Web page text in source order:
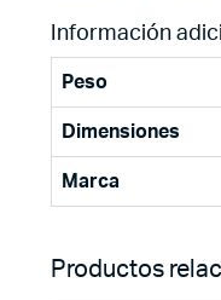
Información
Peso
Dimensiones
Marca
Productos